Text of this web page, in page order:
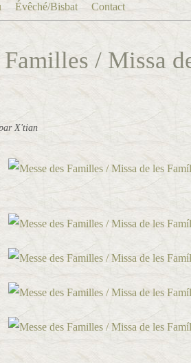
Évêché/Bisbat Contact
Familles / Missa
X'tian